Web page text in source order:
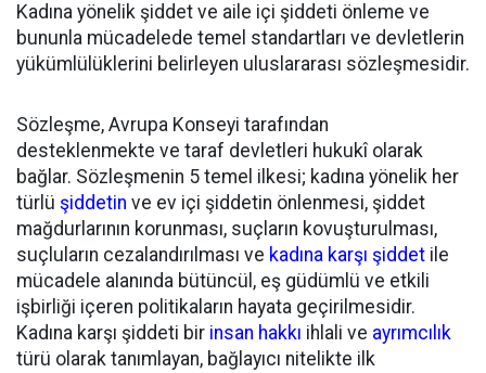
Kadına yönelik şiddet ve aile içi şiddeti önleme ve
bununla mücadelede temel standartları ve devletlerin
yükümlülüklerini belirleyen uluslararası sözleşmesidir.
Sözleşme, Avrupa Konseyi tarafından
desteklenmekte ve taraf devletleri hukukî olarak
bağlar. Sözleşmenin 5 temel ilkesi; kadına yönelik her
türlü şiddetin ve ev içi şiddetin önlenmesi, şiddet
mağdurlarının korunması, suçların kovuşturulması,
suçluların cezalandırılması ve kadına karşı şiddet ile
mücadele alanında bütüncül, eş güdümlü ve etkili
işbirliği içeren politikaların hayata geçirilmesidir.
Kadına karşı şiddeti bir insan hakkı ihlali ve ayrımcılık
türü olarak tanımlayan, bağlayıcı nitelikte ilk